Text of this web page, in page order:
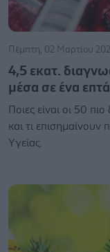
Πέμπτη, 02 Μαρτίου
4,5 εκατ.
μέσα σε ένα
Ποιες είναι οι 50
και τι
Υγείας.